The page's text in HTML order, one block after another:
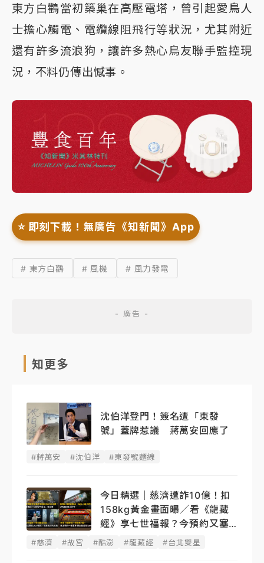
東方白鸛當初築巢在高壓電塔，曾引起愛鳥人
士擔心觸電、電纜線阻飛行等狀況，尤其附近
還有許多流浪狗，讓許多熱心鳥友聯手監控現
況，不料仍傳出憾事。
⭐️ 即刻下載！無廣告《知新聞》App
# 東方白鸛 # 風機 # 風力發電
知更多
沈伯洋登門！簽名遭「東發
號」蓋牌惹議 蔣萬安回應了
#蔣萬安 #沈伯洋 #東發號麵線
今日精選｜慈濟遭詐10億！扣
158kg黃金畫面曝／看《龍藏
經》享七世福報？今預約又塞
了
#慈濟 #故宮 #酷澎 #龍藏經 #台北雙星